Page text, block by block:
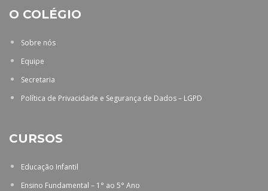
O COLÉGIO
Sobre nós
Equipe
Secretaria
Política de Privacidade e Segurança de Dados – LGPD
CURSOS
Educação Infantil
Ensino Fundamental – 1° ao 5° Ano